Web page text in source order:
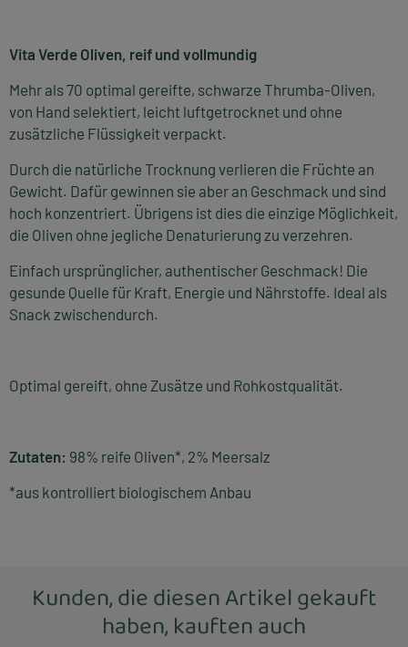
Vita Verde Oliven, reif und vollmundig
Mehr als 70 optimal gereifte, schwarze Thrumba-Oliven,
von Hand selektiert, leicht luftgetrocknet und ohne
zusätzliche Flüssigkeit verpackt.
Durch die natürliche Trocknung verlieren die Früchte an
Gewicht. Dafür gewinnen sie aber an Geschmack und sind
hoch konzentriert. Übrigens ist dies die einzige Möglichkeit,
die Oliven ohne jegliche Denaturierung zu verzehren.
Einfach ursprünglicher, authentischer Geschmack! Die
gesunde Quelle für Kraft, Energie und Nährstoffe. Ideal als
Snack zwischendurch.
Optimal gereift, ohne Zusätze und Rohkostqualität.
Zutaten: 98% reife Oliven*, 2% Meersalz
*aus kontrolliert biologischem Anbau
Kunden, die diesen Artikel gekauft
haben, kauften auch